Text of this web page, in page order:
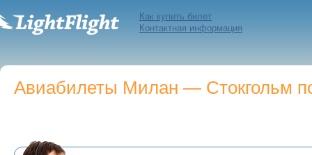
Как купить билет
Контактная информация
Авиабилеты Милан — Стокгольм